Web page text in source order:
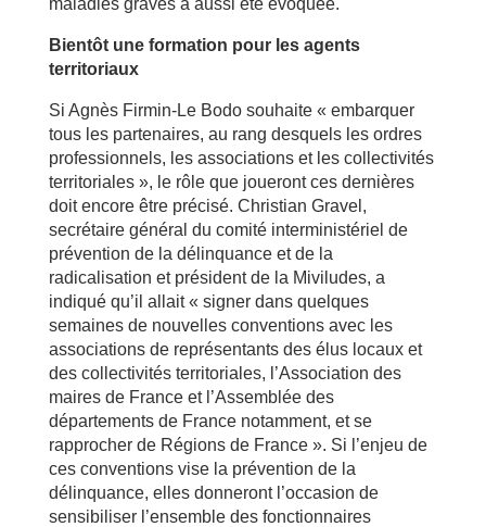
Bientôt une formation pour les agents
territoriaux
Si Agnès Firmin-Le Bodo souhaite « embarquer
tous les partenaires, au rang desquels les ordres
professionnels, les associations et les collectivités
territoriales », le rôle que joueront ces dernières
doit encore être précisé. Christian Gravel,
secrétaire général du comité interministériel de
prévention de la délinquance et de la
radicalisation et président de la Miviludes, a
indiqué qu’il allait « signer dans quelques
semaines de nouvelles conventions avec les
associations de représentants des élus locaux et
des collectivités territoriales, l’Association des
maires de France et l’Assemblée des
départements de France notamment, et se
rapprocher de Régions de France ». Si l’enjeu de
ces conventions vise la prévention de la
délinquance, elles donneront l’occasion de
sensibiliser l’ensemble des fonctionnaires